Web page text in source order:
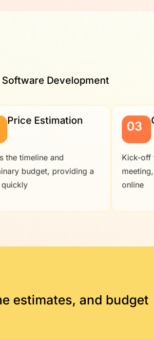
Development
Price Estimation
the timeline and
budget, providing a
03
Kick-off
online
estimates, and budget